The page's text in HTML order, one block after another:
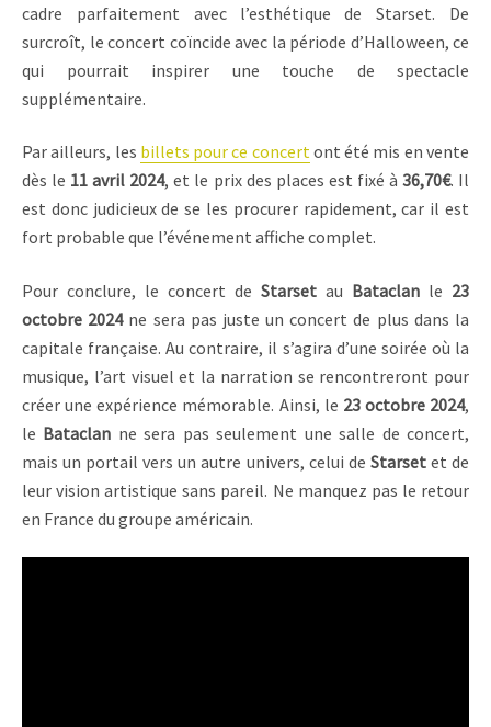
cadre parfaitement avec l’esthétique de Starset. De
surcroît, le concert coïncide avec la période d’Halloween, ce
qui pourrait inspirer une touche de spectacle
supplémentaire.
Par ailleurs, les billets pour ce concertont été mis en vente
dès le 11 avril 2024, et le prix des places est fixé à 36,70€. Il
est donc judicieux de se les procurer rapidement, car il est
fort probable que l’événement affiche complet.
Pour conclure, le concert de Starset au Bataclan le 23
octobre 2024ne sera pas juste un concert de plus dans la
capitale française. Au contraire, il s’agira d’une soirée où la
musique, l’art visuel et la narration se rencontreront pour
créer une expérience mémorable. Ainsi, le 23 octobre 2024,
le Bataclan ne sera pas seulement une salle de concert,
mais un portail vers un autre univers, celui de Starsetet de
leur vision artistique sans pareil. Ne manquez pas le retour
en France du groupe américain.